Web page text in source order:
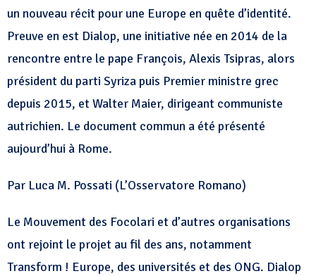
un nouveau récit pour une Europe en quête d’identité.
Preuve en est Dialop, une initiative née en 2014 de la
rencontre entre le pape François, Alexis Tsipras, alors
président du parti Syriza puis Premier ministre grec
depuis 2015, et Walter Maier, dirigeant communiste
autrichien. Le document commun a été présenté
aujourd’hui à Rome.
Par Luca M. Possati (L’Osservatore Romano)
Le Mouvement des Focolari et d’autres organisations
ont rejoint le projet au fil des ans, notamment
Transform ! Europe, des universités et des ONG. Dialop